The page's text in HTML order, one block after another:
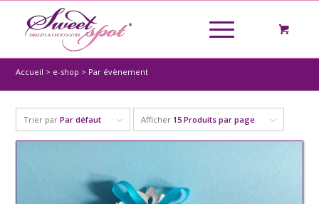
Accueil > e-shop > Par évènement
Trier parPar défaut Afficher 15 Produits par page